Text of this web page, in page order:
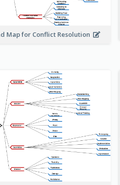
Map for Conflict Resolution